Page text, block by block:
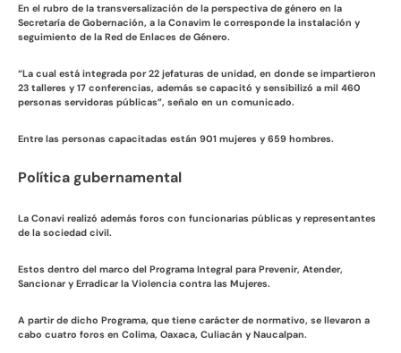
En el rubro de la transversalización de la perspectiva de género en la
Secretaría de Gobernación, a la Conavim le corresponde la instalación y
seguimiento de la Red de Enlaces de Género.
“La cual está integrada por 22 jefaturas de unidad, en donde se impartieron
23 talleres y 17 conferencias, además se capacitó y sensibilizó a mil 460
personas servidoras públicas”, señalo en un comunicado.
Entre las personas capacitadas están 901 mujeres y 659 hombres.
Política gubernamental
La Conavi realizó además foros con funcionarias públicas y representantes
de la sociedad civil.
Estos dentro del marco del Programa Integral para Prevenir, Atender,
Sancionar y Erradicar la Violencia contra las Mujeres.
A partir de dicho Programa, que tiene carácter de normativo, se llevaron a
cabo cuatro foros en Colima, Oaxaca, Culiacán y Naucalpan.